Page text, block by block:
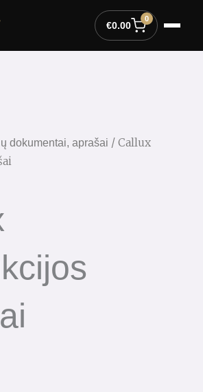
€0.00
0
dokumentai, aprašai / Callux